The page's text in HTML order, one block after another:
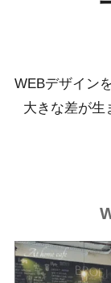
WEBデザイン
大きな差が生